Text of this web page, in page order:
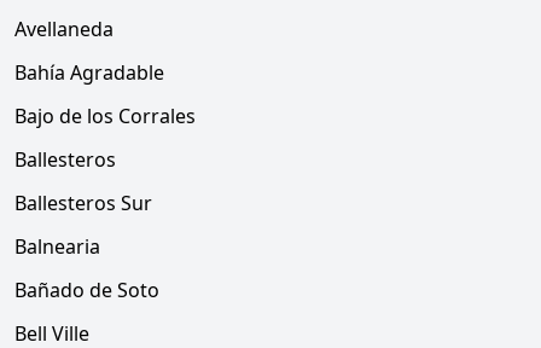
Avellaneda
Bahía Agradable
Bajo de los Corrales
Ballesteros
Ballesteros Sur
Balnearia
Bañado de Soto
Bell Ville